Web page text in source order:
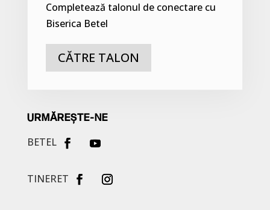
Completează talonul de conectare cu
Biserica Betel
CĂTRE TALON
URMĂREȘTE-NE
BETEL
TINERET